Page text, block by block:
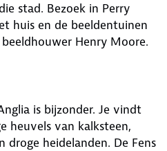
stad. Bezoek in Perry
huis en de beeldentuinen
Henry Moore.
is bijzonder. Je vindt
heuvels van kalksteen,
droge heidelanden. De Fens